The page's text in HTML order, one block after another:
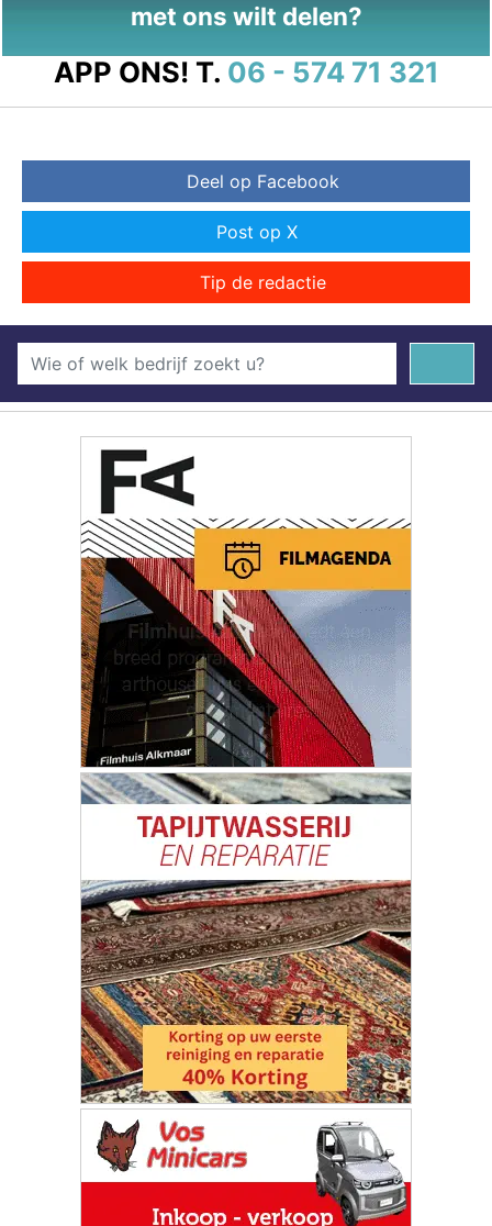
met ons wilt delen?
APP ONS! T. 06 - 574 71 321
Deel op Facebook
Post op X
Tip de redactie